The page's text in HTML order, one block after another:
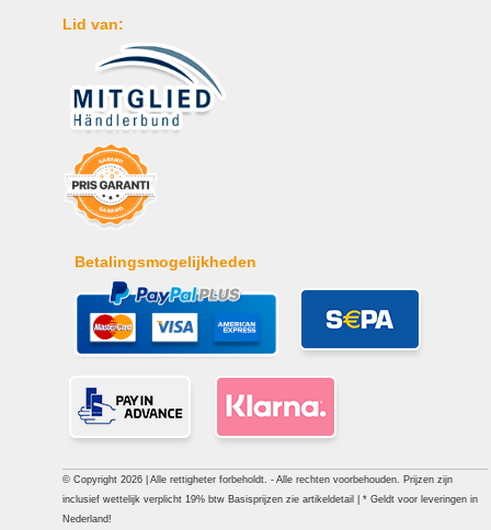
Lid van:
Betalingsmogelijkheden
© Copyright 2026 | Alle rettigheter forbeholdt. - Alle rechten voorbehouden. Prijzen zijn
inclusief wettelijk verplicht 19% btw Basisprijzen zie artikeldetail | * Geldt voor leveringen in
Nederland!